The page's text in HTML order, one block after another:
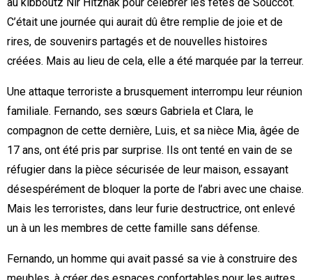
au kibboutz Nir Hitzhak pour célébrer les fêtes de Souccot.
C’était une journée qui aurait dû être remplie de joie et de
rires, de souvenirs partagés et de nouvelles histoires
créées. Mais au lieu de cela, elle a été marquée par la terreur.
Une attaque terroriste a brusquement interrompu leur réunion
familiale. Fernando, ses sœurs Gabriela et Clara, le
compagnon de cette dernière, Luis, et sa nièce Mia, âgée de
17 ans, ont été pris par surprise. Ils ont tenté en vain de se
réfugier dans la pièce sécurisée de leur maison, essayant
désespérément de bloquer la porte de l’abri avec une chaise.
Mais les terroristes, dans leur furie destructrice, ont enlevé
un à un les membres de cette famille sans défense.
Fernando, un homme qui avait passé sa vie à construire des